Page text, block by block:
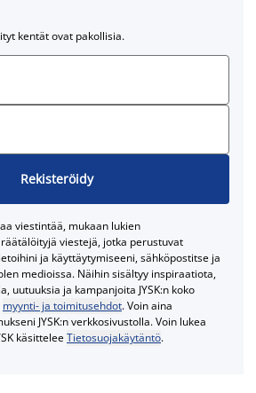
kentät ovat pakollisia.
Rekisteröidy
viestintää, mukaan lukien
viestejä, jotka perustuvat
ja käyttäytymiseeni, sähköpostitse ja
medioissa. Näihin sisältyy inspiraatiota,
uutuuksia ja kampanjoita JYSK:n koko
myynti- ja toimitusehdot. Voin aina
JYSK:n verkkosivustolla. Voin lukea
käsitteleeTietosuojakäytäntö.